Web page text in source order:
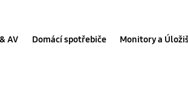
AV Domácí spotřebiče Monitory a